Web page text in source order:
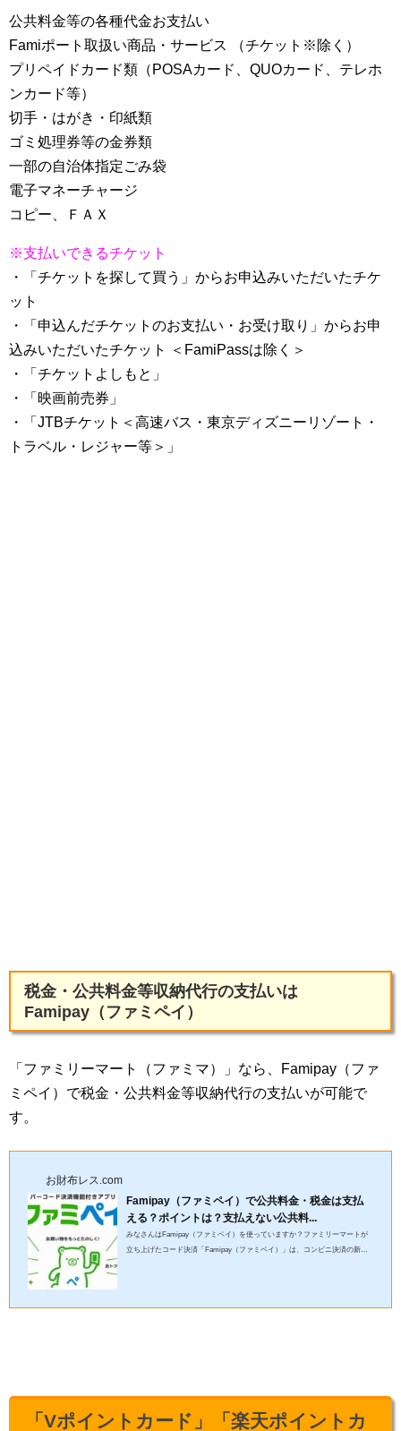
公共料金等の各種代金お支払い
Famiポート取扱い商品・サービス （チケット※除く）
プリペイドカード類（POSAカード、QUOカード、テレホ
ンカード等）
切手・はがき・印紙類
ゴミ処理券等の金券類
一部の自治体指定ごみ袋
電子マネーチャージ
コピー、ＦＡＸ
※支払いできるチケット
・「チケットを探して買う」からお申込みいただいたチケ
ット
・「申込んだチケットのお支払い・お受け取り」からお申
込みいただいたチケット ＜FamiPassは除く＞
・「チケットよしもと」
・「映画前売券」
・「JTBチケット＜高速バス・東京ディズニーリゾート・
トラベル・レジャー等＞」
税金・公共料金等収納代行の支払いは
Famipay（ファミペイ）
「ファミリーマート（ファミマ）」なら、Famipay（ファ
ミペイ）で税金・公共料金等収納代行の支払いが可能で
す。
お財布レス.com
Famipay（ファミペイ）で公共料金・税金は支払
える？ポイントは？支払えない公共料...
みなさんはFamipay（ファミペイ）を使っていますか？ファミリーマートが
立ち上げたコード決済「Famipay（ファミペイ）」は、コンビニ決済の新風
「Vポイントカード」「楽天ポイントカ